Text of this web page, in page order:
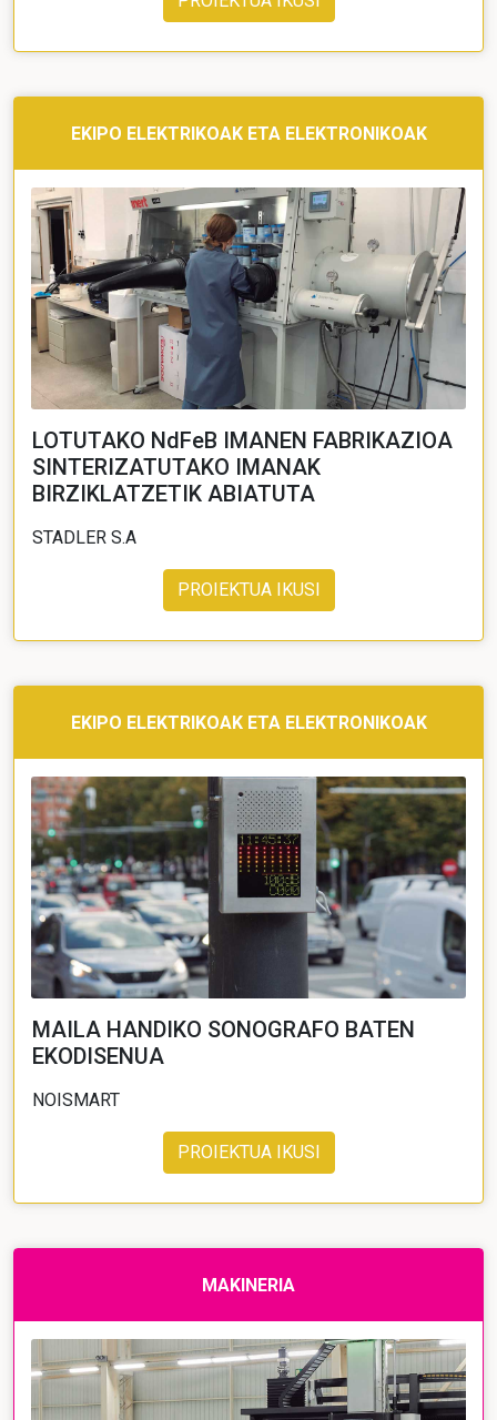
EKIPO ELEKTRIKOAK ETA ELEKTRONIKOAK
LOTUTAKO NdFeB IMANEN FABRIKAZIOA
SINTERIZATUTAKO IMANAK
BIRZIKLATZETIK ABIATUTA
STADLER S.A
PROIEKTUA IKUSI
EKIPO ELEKTRIKOAK ETA ELEKTRONIKOAK
MAILA HANDIKO SONOGRAFO BATEN
EKODISENUA
NOISMART
PROIEKTUA IKUSI
MAKINERIA